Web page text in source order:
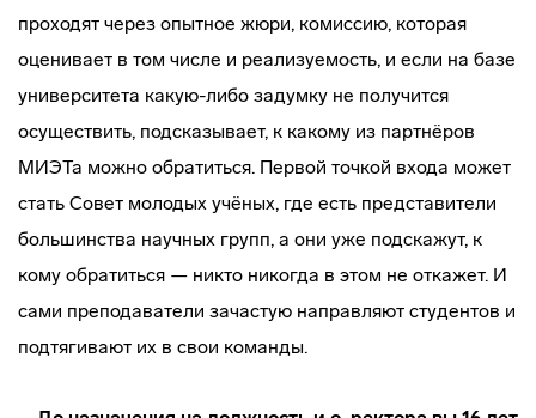
проходят через опытное жюри, комиссию, которая
оценивает в том числе и реализуемость, и если на базе
университета какую-либо задумку не получится
осуществить, подсказывает, к какому из партнёров
МИЭТа можно обратиться. Первой точкой входа может
стать Совет молодых учёных, где есть представители
большинства научных групп, а они уже подскажут, к
кому обратиться — никто никогда в этом не откажет. И
сами преподаватели зачастую направляют студентов и
подтягивают их в свои команды.